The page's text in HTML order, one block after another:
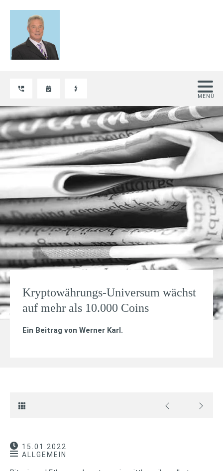
Kryptowährungs-Universum wächst
auf mehr als 10.000 Coins
Ein Beitrag von Werner Karl.
15.01.2022
ALLGEMEIN